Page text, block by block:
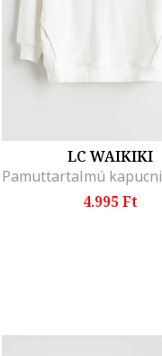
LC WAIKIKI
4.995 Ft